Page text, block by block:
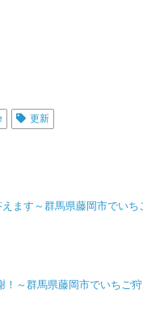
更新
ます～群馬県藤岡市でい
～群馬県藤岡市でいちご